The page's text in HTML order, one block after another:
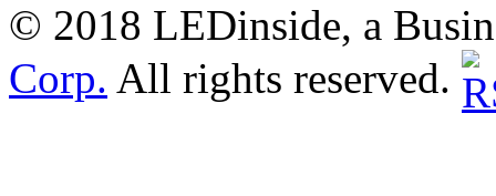
© 2018 LEDinside, a
Corp. All rights reserved.